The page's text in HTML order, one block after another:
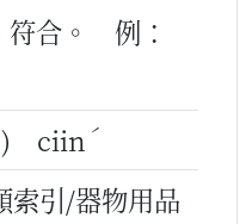
合。
例：
ciin ˊ
索引/器物用品